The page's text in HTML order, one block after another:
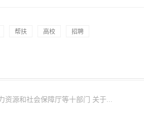
帮扶 高校 招聘
资源和社会保障厅等十部门 关于...